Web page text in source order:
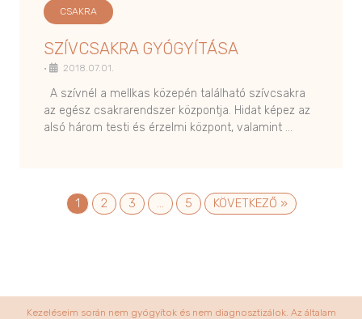
CSAKRA
SZÍVCSAKRA GYÓGYÍTÁSA
• 2018.07.01.
A szívnél a mellkas közepén található szívcsakra
az egész csakrarendszer központja. Hidat képez az
alsó három testi és érzelmi központ, valamint …
1 2 3 … 5 KÖVETKEZŐ »
Kezeléseim során nem gyógyítok és nem diagnosztizálok. Az általam